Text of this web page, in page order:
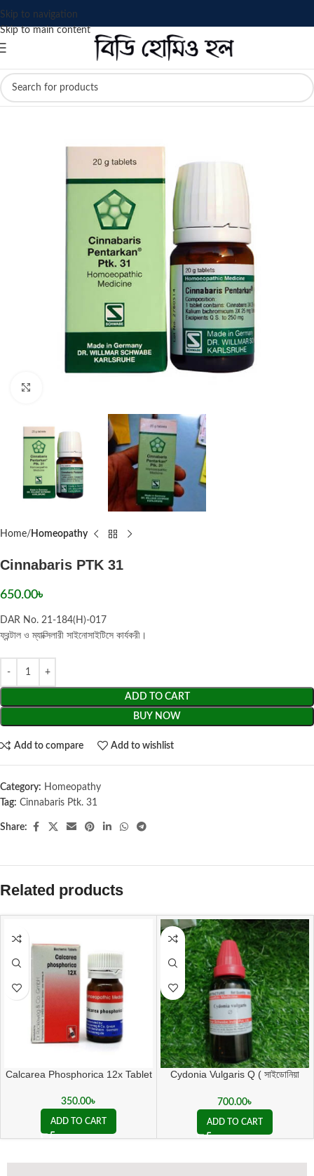
Skip to navigation
Skip to main content
Home Homeopathy
Cinnabaris PTK 31
650.00৳
DAR No. 21-184(H)-017
ফ্রন্টাল ও ম্যাক্সিলারী সাইনোসাইটিসে কার্যকরী।
ADD TO CART
BUY NOW
Add to compare Add to wishlist
Category: Homeopathy
Tag: Cinnabaris Ptk. 31
Share:
Related products
Calcarea Phosphorica 12x Tablet
350.00৳
ADD TO CART
Cydonia Vulgaris Q ( সাইডোনিয়া
700.00৳
ADD TO CART